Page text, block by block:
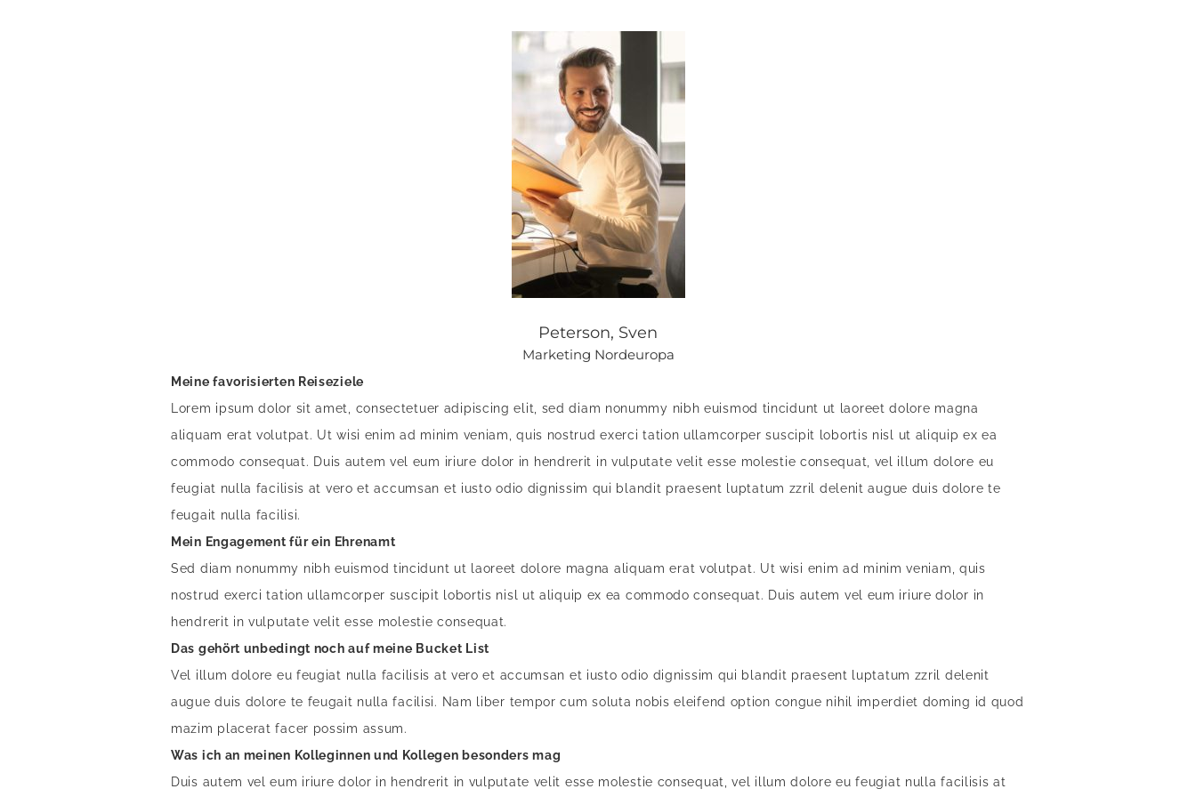
Peterson, Sven
Marketing Nordeuropa
Meine favorisierten Reiseziele
Lorem ipsum dolor sit amet, consectetuer adipiscing elit, sed diam nonummy nibh euismod tincidunt ut laoreet dolore magna
aliquam erat volutpat. Ut wisi enim ad minim veniam, quis nostrud exerci tation ullamcorper suscipit lobortis nisl ut aliquip ex ea
commodo consequat. Duis autem vel eum iriure dolor in hendrerit in vulputate velit esse molestie consequat, vel illum dolore eu
feugiat nulla facilisis at vero et accumsan et iusto odio dignissim qui blandit praesent luptatum zzril delenit augue duis dolore te
feugait nulla facilisi.
Mein Engagement für ein Ehrenamt
Sed diam nonummy nibh euismod tincidunt ut laoreet dolore magna aliquam erat volutpat. Ut wisi enim ad minim veniam, quis
nostrud exerci tation ullamcorper suscipit lobortis nisl ut aliquip ex ea commodo consequat. Duis autem vel eum iriure dolor in
hendrerit in vulputate velit esse molestie consequat.
Das gehört unbedingt noch auf meine Bucket List
Vel illum dolore eu feugiat nulla facilisis at vero et accumsan et iusto odio dignissim qui blandit praesent luptatum zzril delenit
augue duis dolore te feugait nulla facilisi. Nam liber tempor cum soluta nobis eleifend option congue nihil imperdiet doming id quod
mazim placerat facer possim assum.
Was ich an meinen Kolleginnen und Kollegen besonders mag
Duis autem vel eum iriure dolor in hendrerit in vulputate velit esse molestie consequat, vel illum dolore eu feugiat nulla facilisis at